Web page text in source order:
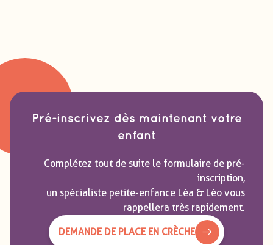
Pré-inscrivez dès maintenant votre
enfant
Complétez tout de suite le formulaire de pré-
inscription,
un spécialiste petite-enfance Léa & Léo vous
rappellera très rapidement.
DEMANDE DE PLACE EN CRÈCHE